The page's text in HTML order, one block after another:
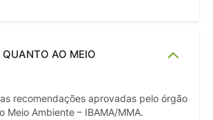
QUANTO AO MEIO
recomendações aprovadas pelo órgão
Meio Ambiente – IBAMA/MMA.